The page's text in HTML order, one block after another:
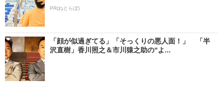
PR(ねとらぼ)
「顔が似過ぎてる」「そっくりの悪人面！」 「半
沢直樹」香川照之＆市川猿之助の“よ...